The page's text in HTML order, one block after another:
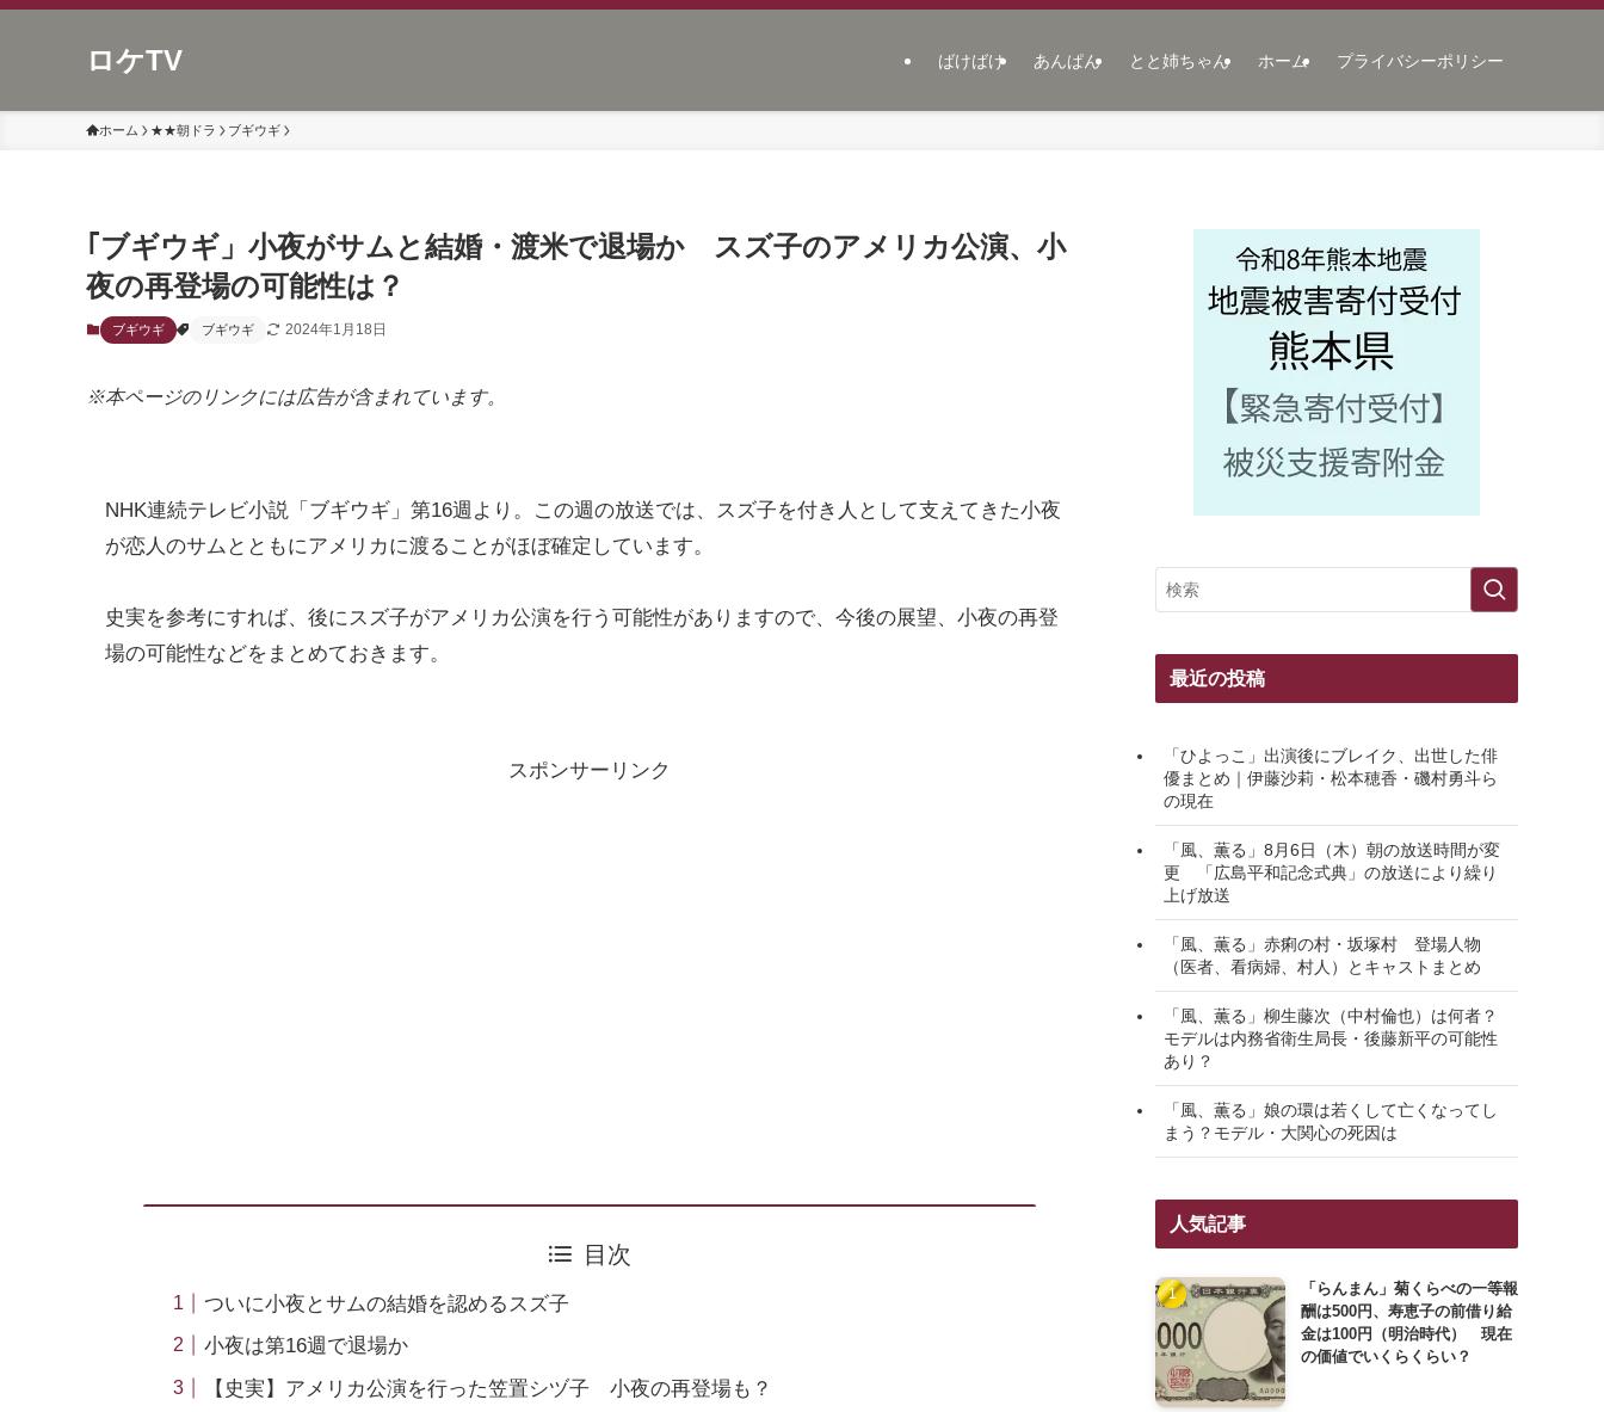
ロケTV ばけばけ あんぱん とと姉ちゃん ホーム プライバシーポリシー
ホーム ★★朝ドラ ブギウギ
｢ブギウギ」小夜がサムと結婚・渡米で退場か スズ子のアメリカ公演、小
夜の再登場の可能性は？
ブギウギ ブギウギ 2024年1月18日
※本ページのリンクには広告が含まれています。
NHK連続テレビ小説「ブギウギ」第16週より。この週の放送では、スズ子を付き人として支えてきた小夜
が恋人のサムとともにアメリカに渡ることがほぼ確定しています。
史実を参考にすれば、後にスズ子がアメリカ公演を行う可能性がありますので、今後の展望、小夜の再登
場の可能性などをまとめておきます。
スポンサーリンク
目次
ついに小夜とサムの結婚を認めるスズ子
小夜は第16週で退場か
【史実】アメリカ公演を行った笠置シヅ子 小夜の再登場も？
最近の投稿
「ひよっこ」出演後にブレイク、出世した俳
優まとめ｜伊藤沙莉・松本穂香・磯村勇斗ら
の現在
「風、薫る」8月6日（木）朝の放送時間が変
更 「広島平和記念式典」の放送により繰り
上げ放送
「風、薫る」赤痢の村・坂塚村 登場人物
（医者、看病婦、村人）とキャストまとめ
「風、薫る」柳生藤次（中村倫也）は何者？
モデルは内務省衛生局長・後藤新平の可能性
あり？
「風、薫る」娘の環は若くして亡くなってし
まう？モデル・大関心の死因は
人気記事
「らんまん」菊くらべの一等報
酬は500円、寿恵子の前借り給
金は100円（明治時代） 現在
の価値でいくらくらい？